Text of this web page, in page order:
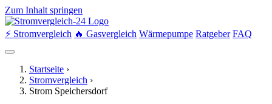
Zum Inhalt springen
⚡ Stromvergleich 🔥 Gasvergleich Wärmepumpe Ratgeber FAQ
Startseite ›
Stromvergleich ›
Strom Speichersdorf